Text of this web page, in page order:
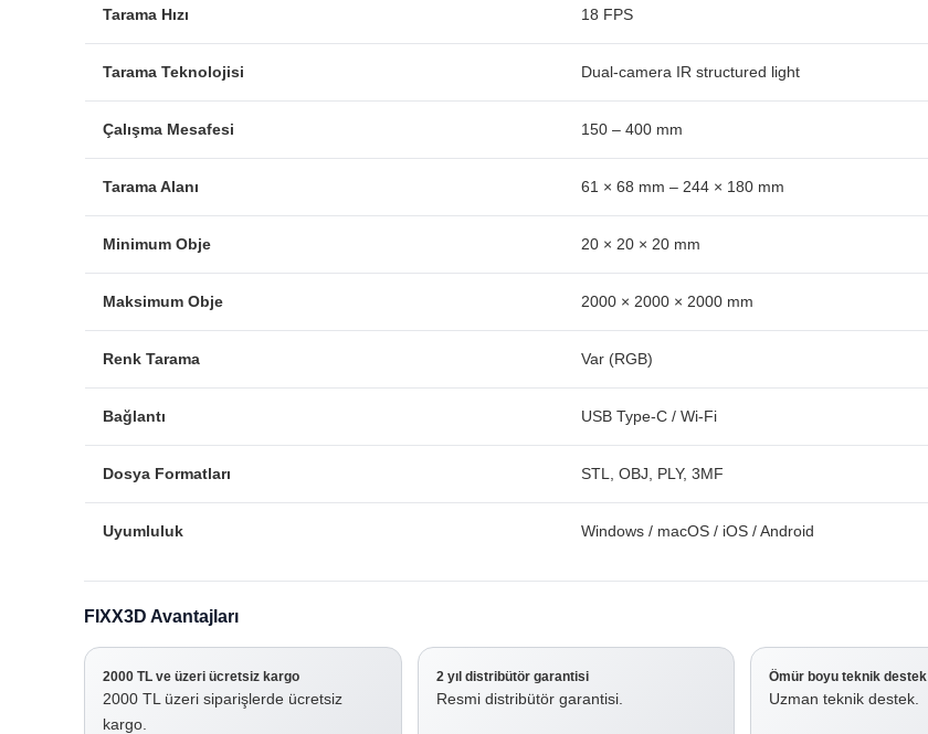
Tarama Hızı 18 FPS
Tarama Teknolojisi Dual-camera IR structured light
Çalışma Mesafesi 150 – 400 mm
Tarama Alanı 61 × 68 mm – 244 × 180 mm
Minimum Obje 20 × 20 × 20 mm
Maksimum Obje 2000 × 2000 × 2000 mm
Renk Tarama Var (RGB)
Bağlantı USB Type-C / Wi-Fi
Dosya Formatları STL, OBJ, PLY, 3MF
Uyumluluk Windows / macOS / iOS / Android
FIXX3D Avantajları
2000 TL ve üzeri ücretsiz kargo
2000 TL üzeri siparişlerde ücretsiz
kargo.
2 yıl distribütör garantisi
Resmi distribütör garantisi.
Ömür boyu teknik destek
Uzman teknik destek.